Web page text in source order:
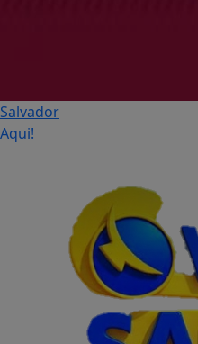
Salvador
Aqui!